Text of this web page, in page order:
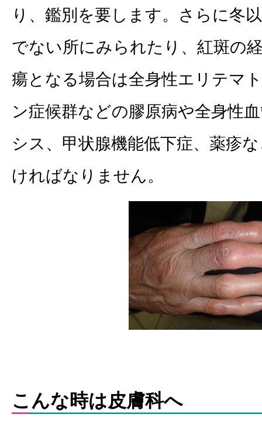
り、鑑別を要します。さらに冬
でない所にみられたり、紅斑の
瘍となる場合は全身性エリテマ
ン症候群などの膠原病や全身性
シス、甲状腺機能低下症、薬疹
ければなりません。
こんな時は皮膚科へ